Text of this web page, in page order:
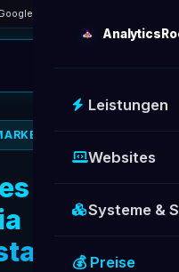
Bewertung — über 30 zufriedene
Leistungen
Websites
Systeme &
💰 Preise
Social